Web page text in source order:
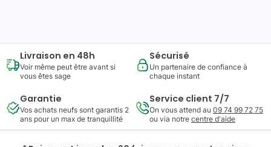
Livraison en 48h
Voir même peut être avant si
vous êtes sage
Sécurisé
Un partenaire de confiance à
chaque instant
Garantie
Vos achats neufs sont garantis 2
ans pour un max de tranquillité
Service client 7/7
On vous attend au 09 74 99 72 75
ou via notre centre d'aide